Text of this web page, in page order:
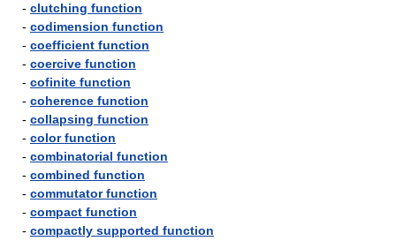
- clutching function
- codimension function
- coefficient function
- coercive function
- cofinite function
- coherence function
- collapsing function
- color function
- combinatorial function
- combined function
- commutator function
- compact function
- compactly supported function